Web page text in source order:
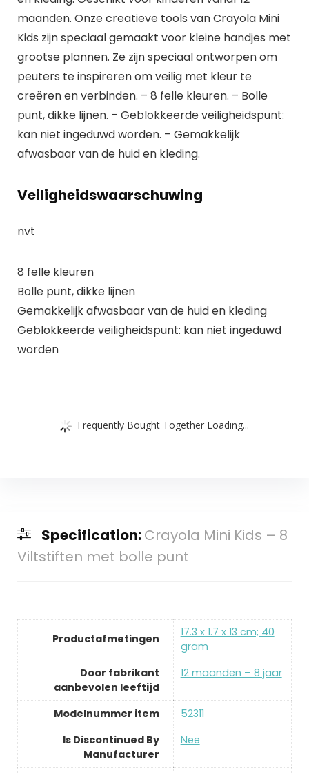
maanden. Onze creatieve tools van Crayola Mini
Kids zijn speciaal gemaakt voor kleine handjes met
grootse plannen. Ze zijn speciaal ontworpen om
peuters te inspireren om veilig met kleur te
creëren en verbinden. – 8 felle kleuren. – Bolle
punt, dikke lijnen. – Geblokkeerde veiligheidspunt:
kan niet ingeduwd worden. – Gemakkelijk
afwasbaar van de huid en kleding.
Veiligheidswaarschuwing
nvt
8 felle kleuren
Bolle punt, dikke lijnen
Gemakkelijk afwasbaar van de huid en kleding
Geblokkeerde veiligheidspunt: kan niet ingeduwd
worden
Frequently Bought Together Loading...
Specification:Crayola Mini Kids – 8
Viltstiften met bolle punt
Productafmetingen
‎17.3 x 1.7 x 13 cm; 40
gram
Door fabrikant
aanbevolen leeftijd
‎12 maanden – 8 jaar
Modelnummer item
‎52311
Is Discontinued By
Manufacturer
‎Nee